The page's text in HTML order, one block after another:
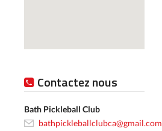
Contactez nous
Bath Pickleball Club
bathpickleballclubca@gmail.com